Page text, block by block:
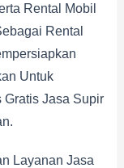
Rental Mobil
Rental
Untuk
Gratis Jasa Supir
Layanan Jasa